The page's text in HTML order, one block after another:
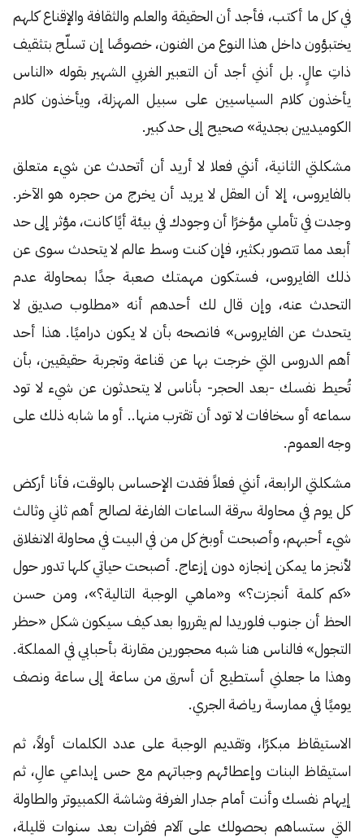
في كل ما أكتب، فأجد أن الحقيقة والعلم والثقافة والإقناع كلهم
يختبؤون داخل هذا النوع من الفنون، خصوصًا إن تسلّح بتثقيف
ذاتِ عالٍ. بل أنني أجد أن التعبير الغربي الشهير بقوله «الناس
يأخذون كلام السياسيين على سبيل المهزلة، ويأخذون كلام
الكوميديين بجدية» صحيح إلى حد كبير.
مشكلتي الثانية، أنني فعلا لا أريد أن أتحدث عن شيء متعلق
بالفايروس، إلا أن العقل لا يريد أن يخرج من حجره هو الآخر.
وجدت في تأملي مؤخرًا أن وجودك في بيئة أيًا كانت، مؤثر إلى حد
أبعد مما تتصور بكثير، فإن كنت وسط عالم لا يتحدث سوى عن
ذلك الفايروس، فستكون مهمتك صعبة جدًا بمحاولة عدم
التحدث عنه، وإن قال لك أحدهم أنه «مطلوب صديق لا
يتحدث عن الفايروس» فانصحه بأن لا يكون دراميًا. هذا أحد
أهم الدروس التي خرجت بها عن قناعة وتجربة حقيقيين، بأن
تُحيط نفسك -بعد الحجر- بأناس لا يتحدثون عن شيء لا تود
سماعه أو سخافات لا تود أن تقترب منها.. أو ما شابه ذلك على
وجه العموم.
مشكلتي الرابعة، أنني فعلاً فقدت الإحساس بالوقت، فأنا أركض
كل يوم في محاولة سرقة الساعات الفارغة لصالح أهم ثاني وثالث
شيء أحبهم، وأصبحت أوبخ كل من في البيت في محاولة الانغلاق
لأنجز ما يمكن إنجازه دون إزعاج. أصبحت حياتي كلها تدور حول
«كم كلمة أنجزت؟» و«ماهي الوجبة التالية؟»، ومن حسن
الحظ أن جنوب فلوريدا لم يقرروا بعد كيف سيكون شكل «حظر
التجول» فالناس هنا شبه محجورين مقارنة بأحبابي في المملكة.
وهذا ما جعلني أستطيع أن أسرق من ساعة إلى ساعة ونصف
يوميًا في ممارسة رياضة الجري.
الاستيقاظ مبكرًا، وتقديم الوجبة على عدد الكلمات أولاً، ثم
استيقاظ البنات وإعطائهم وجباتهم مع حس إبداعي عالِ، ثم
إيهام نفسك وأنت أمام جدار الغرفة وشاشة الكمبيوتر والطاولة
التي ستساهم بحصولك على آلام فقرات بعد سنوات قليلة،